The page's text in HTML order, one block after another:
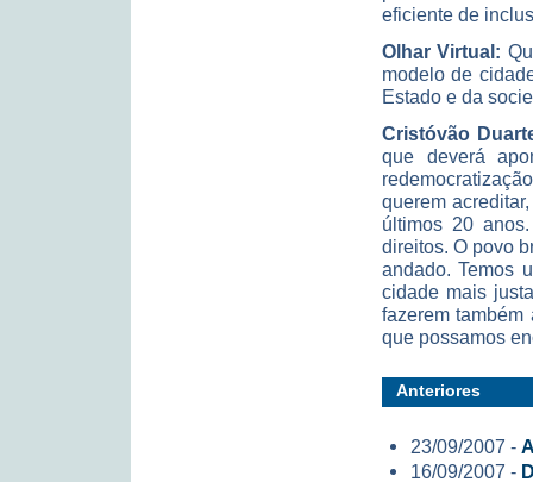
eficiente de
Olhar Virtual:
modelo de
Estado e da
Cristóvão
que deverá
querem
últimos 20
direitos. O povo
andado. Temos
cidade mais
fazerem
que possamos
Anteriores
23/09/2007 -
16/09/2007 -